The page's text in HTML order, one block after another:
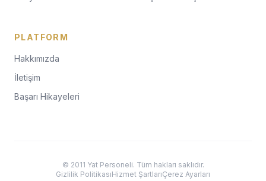
PLATFORM
Hakkımızda
İletişim
Başarı Hikayeleri
© 2011 Yat Personeli. Tüm hakları saklıdır.
Gizlilik PolitikasıHizmet ŞartlarıÇerez Ayarları